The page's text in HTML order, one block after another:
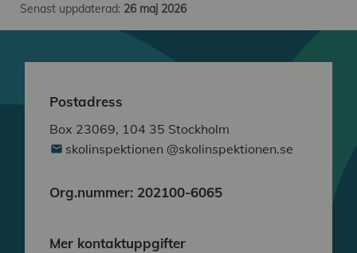
Senast uppdaterad: 26 maj 2026
Postadress
Box 23069, 104 35 Stockholm
skolinspektionen @skolinspektionen.se
Org.nummer: 202100-6065
Mer kontaktuppgifter